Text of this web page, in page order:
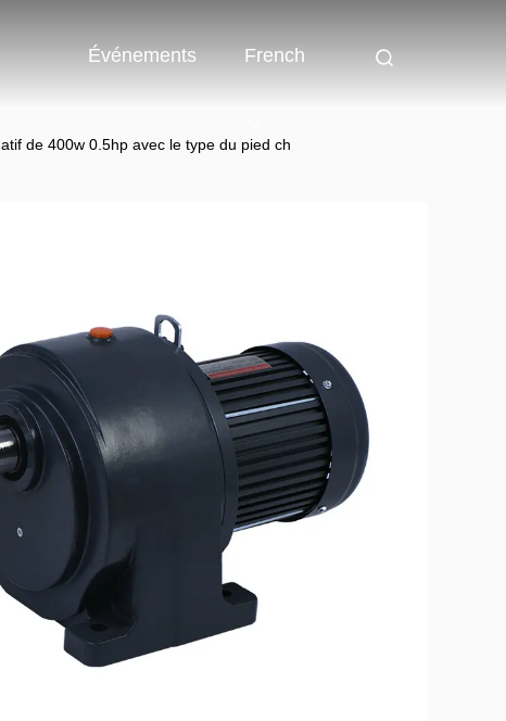
Événements French
de 400w 0.5hp avec le type du pied ch